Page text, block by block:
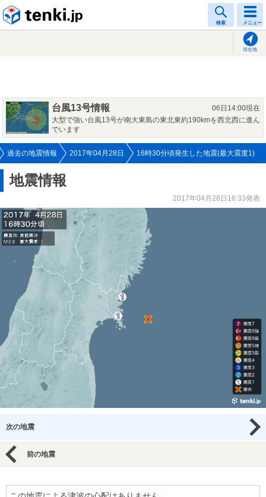
検索 メニュー
現在地
台風13号情報
06日14:00現在
大型で強い台風13号が南大東島の東北東約190kmを西北西に進ん
でいます
過去の地震情報 2017年04月28日 16時30分頃発生した地震(最大震度1)
地震情報
2017年04月28日16:33発表
次の地震
前の地震